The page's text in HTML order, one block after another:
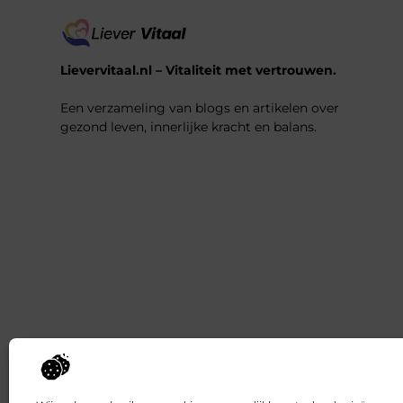
Lievervitaal.nl – Vitaliteit met vertrouwen.
Een verzameling van blogs en artikelen over
gezond leven, innerlijke kracht en balans.